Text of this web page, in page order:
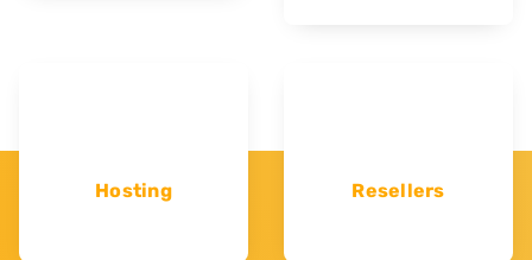
Hosting Resellers